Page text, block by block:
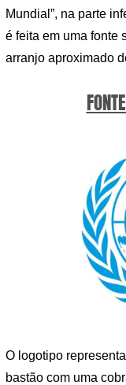
Mundial”, na parte
é feita em uma fonte
arranjo aproximado
O logotipo
bastão com uma